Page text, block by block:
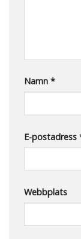
Namn *
E-postadress
Webbplats